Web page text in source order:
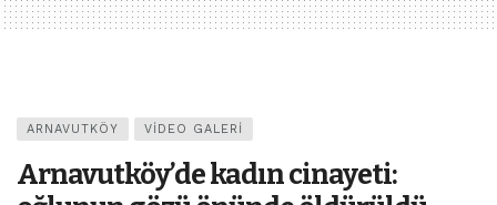
ARNAVUTKÖY VIDEO GALERI
Arnavutköy’de kadın cinayeti: